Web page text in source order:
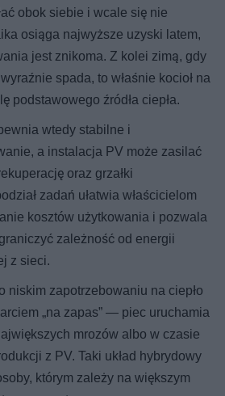
obok siebie i wcale się nie
osiąga najwyższe uzyski latem,
jest znikoma. Z kolei zimą, gdy
spada, to właśnie kocioł na
podstawowego źródła ciepła.
wtedy stabilne i
a instalacja PV może zasilać
oraz grzałki
zadań ułatwia właścicielom
kosztów użytkowania i pozwala
zależność od energii
z sieci.
niskim zapotrzebowaniu na ciepło
„na zapas” — piec uruchamia
mrozów albo w czasie
z PV. Taki układ hybrydowy
którym zależy na większym